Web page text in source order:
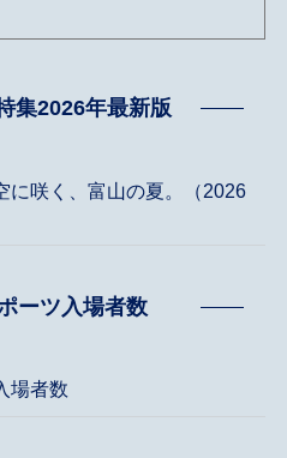
集2026年最新版
に咲く、富山の夏。（2026
ーツ入場者数
場者数